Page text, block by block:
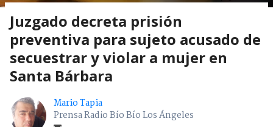
Juzgado decreta prisión
preventiva para sujeto acusado de
secuestrar y violar a mujer en
Santa Bárbara
Mario Tapia
Prensa Radio Bío Bío Los Ángeles